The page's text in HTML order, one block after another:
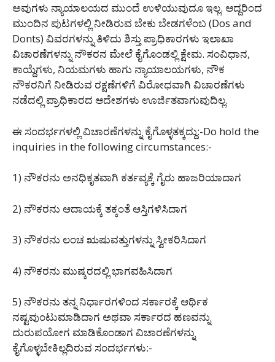
ಅವುಗಳು ನ್ಯಾಯಾಲಯದ ಮುಂದೆ ಉಳಿಯುವುದೂ ಇಲ್ಲ. ಆದ್ದರಿಂದ
ಮುಂದಿನ ಪುಟಗಳಲ್ಲಿ ನೀಡಿರುವ ಬೇಕು ಬೇಡಗಳೆಂಬ (Dos and
Donts) ವಿವರಗಳನ್ನು ತಿಳಿದು ಶಿಸ್ತು ಪ್ರಾಧಿಕಾರಗಳು ಇಲಾಖಾ
ವಿಚಾರಣೆಗಳನ್ನು ನೌಕರನ ಮೇಲೆ ಕೈಗೊಂಡಲ್ಲಿ ಕ್ಷೇಮ. ಸಂವಿಧಾನ,
ಕಾಯ್ದೆಗಳು, ನಿಯಮಗಳು ಹಾಗು ನ್ಯಾಯಾಲಯಗಳು, ನೌಕ
ನೌಕರನಿಗೆ ನೀಡಿರುವ ರಕ್ಷಣೆಗಳಿಗೆ ವಿರೋಧವಾಗಿ ವಿಚಾರಣೆಗಳು
ನಡೆದಲ್ಲಿ ಪ್ರಾಧಿಕಾರದ ಆದೇಶಗಳು ಊರ್ಜಿತವಾಗುವುದಿಲ್ಲ.
ಈ ಸಂದರ್ಭಗಳಲ್ಲಿ ವಿಚಾರಣೆಗಳನ್ನು ಕೈಗೊಳ್ಳತಕ್ಕದ್ದು:-Do hold the
inquiries in the following circumstances:-
1) ನೌಕರನು ಅನಧಿಕೃತವಾಗಿ ಕರ್ತವ್ಯಕ್ಕೆ ಗೈರು ಹಾಜರಿಯಾದಾಗ
2) ನೌಕರನು ಆದಾಯಕ್ಕೆ ತಕ್ಕಂತೆ ಆಸ್ತಿಗಳಿಸಿದಾಗ
3) ನೌಕರನು ಲಂಚ ಋಷುವತ್ತುಗಳನ್ನು ಸ್ವೀಕರಿಸಿದಾಗ
4) ನೌಕರನು ಮುಷ್ಕರದಲ್ಲಿ ಭಾಗವಹಿಸಿದಾಗ
5) ನೌಕರನು ತನ್ನ ನಿರ್ಧಾರಗಳಿಂದ ಸರ್ಕಾರಕ್ಕೆ ಆರ್ಥಿಕ
ನಷ್ಟವುಂಟುಮಾಡಿದಾಗ ಅಥವಾ ಸರ್ಕಾರದ ಹಣವನ್ನು
ದುರುಪಯೋಗ ಮಾಡಿಕೊಂಡಾಗ ವಿಚಾರಣೆಗಳನ್ನು
ಕೈಗೊಳ್ಳಬೇಕಿಲ್ಲದಿರುವ ಸಂದರ್ಭಗಳು:-